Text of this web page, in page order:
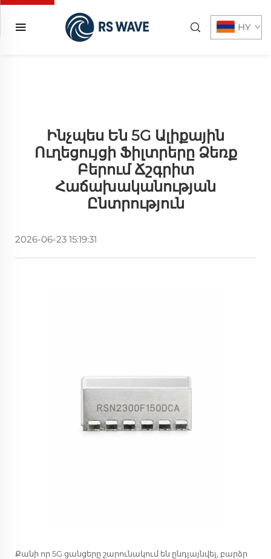
HY
Ինչպես Են 5G Ալիքային
Ուղեցույցի Ֆիլտրերը Ձեռք
Բերում Ճշգրիտ
Հաճախականության
Ընտրություն
2026-06-23 15:19:31
Քանի որ 5G ցանցերը շարունակում են ընդլայնվել, բարձր